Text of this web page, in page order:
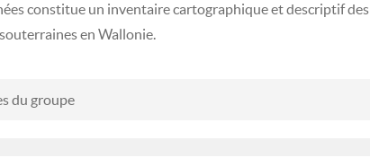
constitue un inventaire cartographique et descriptif des
en Wallonie.
du groupe